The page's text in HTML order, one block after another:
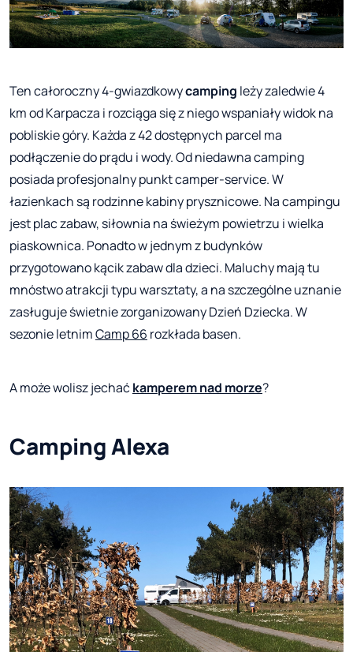
Ten całoroczny 4-gwiazdkowycamping leży zaledwie 4
km od Karpacza i rozciąga się z niego wspaniały widok na
pobliskie góry. Każda z 42 dostępnych parcel ma
podłączenie do prądu i wody. Od niedawna camping
posiada profesjonalny punkt camper-service. W
łazienkach są rodzinne kabiny prysznicowe. Na campingu
jest plac zabaw, siłownia na świeżym powietrzu i wielka
piaskownica. Ponadto w jednym z budynków
przygotowano kącik zabaw dla dzieci. Maluchy mają tu
mnóstwo atrakcji typu warsztaty, a na szczególne uznanie
zasługuje świetnie zorganizowany Dzień Dziecka. W
sezonie letnimCamp 66 rozkłada basen.
A może wolisz jechaćkamperem nad morze?
Camping Alexa